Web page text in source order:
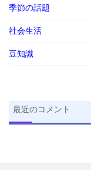
季節の話題
社会生活
豆知識
最近のコメント